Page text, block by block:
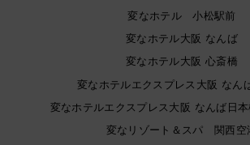
変なホテル 小松駅前
変なホテル大阪 なんば
変なホテル大阪 心斎橋
変なホテルエクスプレス大阪 なん
変なホテルエクスプレス大阪 なんば日
変なリゾート＆スパ 関西空